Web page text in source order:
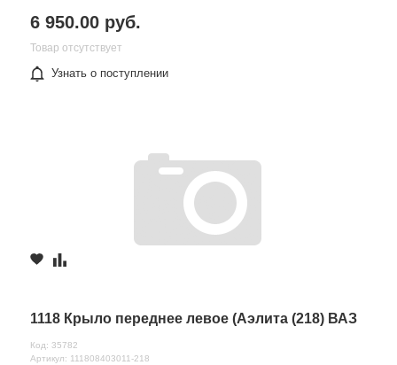
6 950.00 руб.
Товар отсутствует
Узнать о поступлении
1118 Крыло переднее левое (Аэлита (218) ВАЗ
Код: 35782
Артикул: 111808403011-218